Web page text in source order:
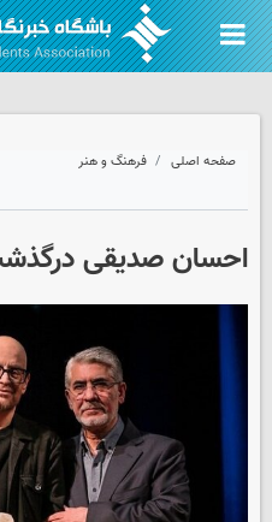
صفحه اصلی فرهنگ و هنر
احسان صدیقی